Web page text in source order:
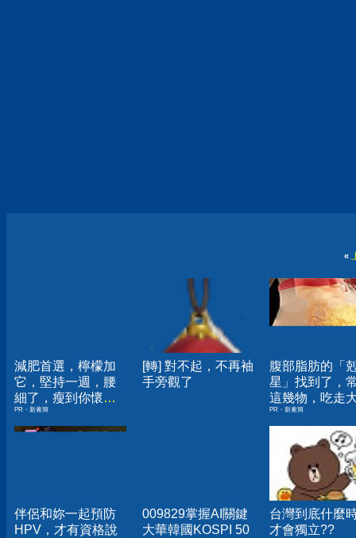
«
減肥首選，檸檬加
它，堅持一週，腰
細了，瘦到你懷疑
人生
PR・新素簡
[轉] 對不起，不再袖
手旁觀了
腹部脂肪的「
星」找到了，
這幾物，吃走
囊，瘦出小蠻
PR・新素簡
伴侶和妳一起預防
HPV，才有資格說
009829掌握AI關鍵
大華韓國KOSPI 50
台灣到底什麼
才會獨立??